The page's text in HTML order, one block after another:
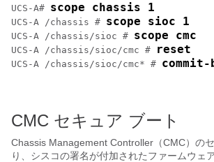
UCS-A# scope chassis 1
UCS-A /chassis # scope sioc 1
UCS-A /chassis/sioc # scope cmc
UCS-A /chassis/sioc/cmc # reset
UCS-A /chassis/sioc/cmc* #
CMC セキュア ブート
Chassis Management Controller（CMC）の
り、シスコの署名が付加されたファームウェ